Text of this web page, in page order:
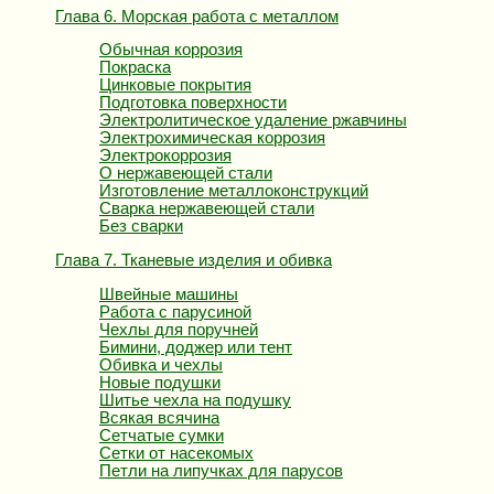
Глава 6. Морская работа с металлом
Обычная коррозия
Покраска
Цинковые покрытия
Подготовка поверхности
Электролитическое удаление ржавчины
Электрохимическая коррозия
Электрокоррозия
О нержавеющей стали
Изготовление металлоконструкций
Сварка нержавеющей стали
Без сварки
Глава 7. Тканевые изделия и обивка
Швейные машины
Работа с парусиной
Чехлы для поручней
Бимини, доджер или тент
Обивка и чехлы
Новые подушки
Шитье чехла на подушку
Всякая всячина
Сетчатые сумки
Сетки от насекомых
Петли на липучках для парусов